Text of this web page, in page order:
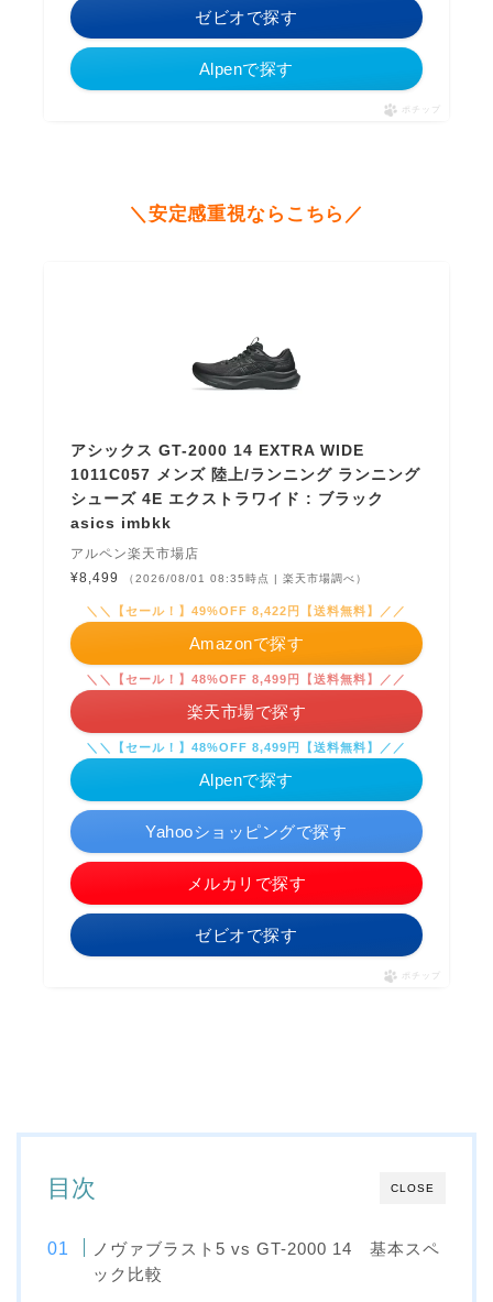
ゼビオで探す
Alpenで探す
ポチップ
＼安定感重視ならこちら／
アシックス GT-2000 14 EXTRA WIDE
1011C057 メンズ 陸上/ランニング ランニング
シューズ 4E エクストラワイド : ブラック
asics imbkk
アルペン楽天市場店
¥8,499
（2026/08/01 08:35時点 | 楽天市場調べ）
＼＼【セール！】49%OFF 8,422円【送料無料】／／
Amazonで探す
＼＼【セール！】48%OFF 8,499円【送料無料】／／
楽天市場で探す
Yahooショッピングで探す
メルカリで探す
ゼビオで探す
＼＼【セール！】48%OFF 8,499円【送料無料】／／
Alpenで探す
ポチップ
CLOSE
目次
ノヴァブラスト5 vs GT-2000 14 基本スペ
ック比較